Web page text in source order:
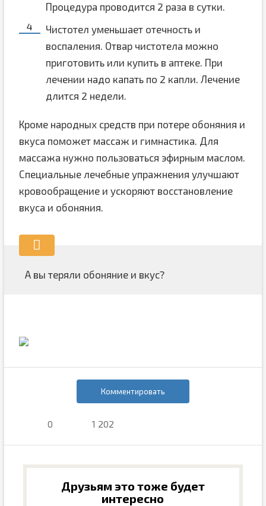
Процедура проводится 2 раза в сутки.
Чистотел уменьшает отечность и
воспаления. Отвар чистотела можно
приготовить или купить в аптеке. При
лечении надо капать по 2 капли. Лечение
длится 2 недели.
Кроме народных средств при потере обоняния и
вкуса поможет массаж и гимнастика. Для
массажа нужно пользоваться эфирным маслом.
Специальные лечебные упражнения улучшают
кровообращение и ускоряют восстановление
вкуса и обоняния.
А вы теряли обоняние и вкус?
Комментировать
0 1 202
Друзьям это тоже будет
интересно